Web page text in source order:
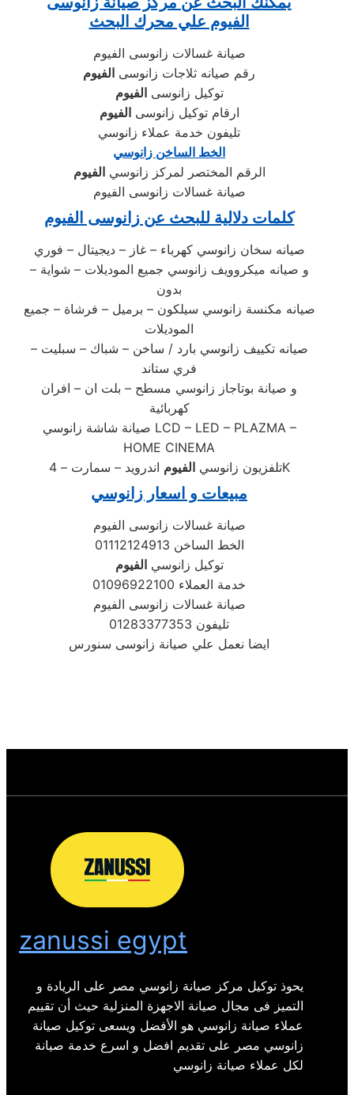
الفيوم علي محرك البحث
صيانة غسالات زانوسى الفيوم
رقم صيانه ثلاجات زانوسى الفيوم
توكيل زانوسىالفيوم
ارقام توكيل زانوسىالفيوم
تليفون خدمة عملاء زانوسي
الخط الساخن زانوسي
الرقم المختصر لمركز زانوسيالفيوم
صيانة غسالات زانوسى الفيوم
كلمات دلالية للبحث عن زانوسى الفيوم
صيانه سخان زانوسي كهرباء – غاز – ديجيتال – فوري
و صيانه ميكروويف زانوسي جميع الموديلات – شواية –
بدون
صيانه مكنسة زانوسي سيلكون – برميل – فرشاة – جميع
الموديلات
صيانه تكييف زانوسي بارد / ساخن – شباك – سبليت –
فري ستاند
و صيانة بوتاجاز زانوسي مسطح – بلت ان – افران
كهربائية
صيانة شاشة زانوسي LCD – LED – PLAZMA –
HOME CINEMA
تلفزيون زانوسيالفيوم اندرويد – سمارت – 4K
مبيعات و اسعار زانوسي
صيانة غسالات زانوسى الفيوم
01112124913 الخط الساخن
توكيل زانوسيالفيوم
خدمة العملاء 01096922100
صيانة غسالات زانوسى الفيوم
تليفون 01283377353
ايضا نعمل علي صيانة زانوسى سنورس
zanussi egypt
يحوذ توكيل مركز صيانة زانوسي مصر على الريادة و
التميز فى مجال صيانة الاجهزة المنزلية حيث أن تقييم
عملاء صيانة زانوسي هو الأفضل ويسعى توكيل صيانة
زانوسي مصر على تقديم افضل و اسرع خدمة صيانة
لكل عملاء صيانة زانوسي